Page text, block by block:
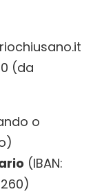
(da
o
(IBAN: